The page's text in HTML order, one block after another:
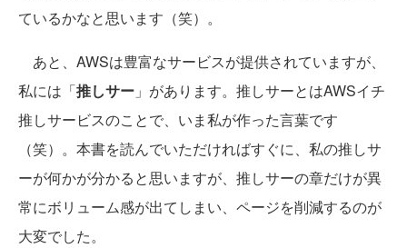
ているかなと思います（笑）。
あと、AWSは豊富なサービスが提供されていますが、
私には「推しサー 」があります。推しサーとはAWSイチ
推しサービスのことで、いま私が作った言葉です
（笑）。本書を読んでいただければすぐに、私の推しサ
ーが何かが分かると思いますが、推しサーの章だけが異
常にボリューム感が出てしまい、ページを削減するのが
大変でした。